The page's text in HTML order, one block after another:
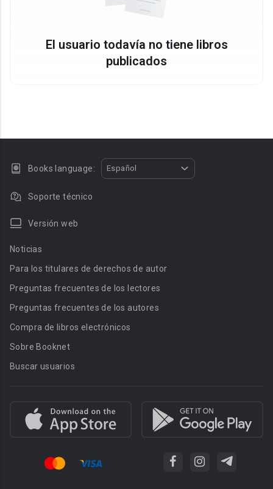
El usuario todavía no tiene libros
publicados
Books language: Español
Soporte técnico
Versión web
Noticias
Para los titulares de derechos de autor
Preguntas frecuentes de los lectores
Preguntas frecuentes de los autores
Compra de libros electrónicos
Sobre Booknet
Buscar usuarios